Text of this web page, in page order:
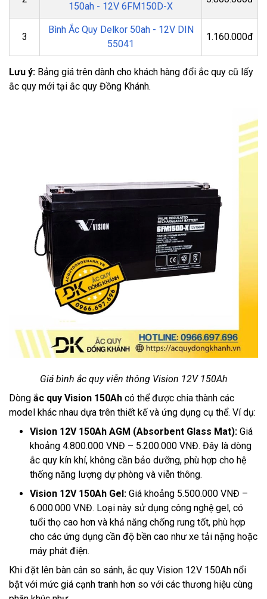
150ah - 12V 6FM150D-X
3
Bình Ắc Quy Delkor 50ah - 12V DIN
55041
1.160.000đ
Lưu ý: Bảng giá trên dành cho khách hàng đổi ắc quy cũ lấy
ắc quy mới tại ắc quy Đồng Khánh.
Giá bình ắc quy viễn thông Vision 12V 150Ah
Dòng ắc quy Vision 150Ah có thể được chia thành các
model khác nhau dựa trên thiết kế và ứng dụng cụ thể. Ví dụ:
Vision 12V 150Ah AGM (Absorbent Glass Mat): Giá
khoảng 4.800.000 VNĐ – 5.200.000 VNĐ. Đây là dòng
ắc quy kín khí, không cần bảo dưỡng, phù hợp cho hệ
thống năng lượng dự phòng và viễn thông.
Vision 12V 150Ah Gel: Giá khoảng 5.500.000 VNĐ –
6.000.000 VNĐ. Loại này sử dụng công nghệ gel, có
tuổi thọ cao hơn và khả năng chống rung tốt, phù hợp
cho các ứng dụng cần độ bền cao như xe tải nặng hoặc
máy phát điện.
Khi đặt lên bàn cân so sánh, ắc quy Vision 12V 150Ah nổi
bật với mức giá cạnh tranh hơn so với các thương hiệu cùng